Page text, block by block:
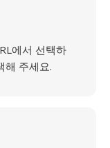
에서 선택하
해 주세요.